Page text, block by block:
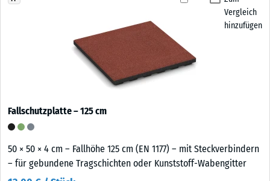
Vergleich
hinzufügen
Fallschutzplatte – 125 cm
50 × 50 × 4 cm – Fallhöhe 125 cm (EN 1177) – mit Steckverbindern
– für gebundene Tragschichten oder Kunststoff-Wabengitter